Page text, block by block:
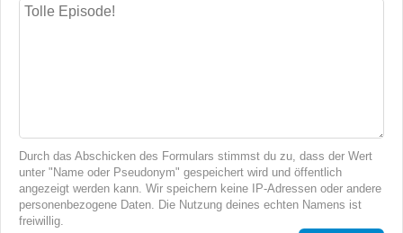
Durch das Abschicken des Formulars stimmst du zu, dass der Wert
unter "Name oder Pseudonym" gespeichert wird und öffentlich
angezeigt werden kann. Wir speichern keine IP-Adressen oder andere
personenbezogene Daten. Die Nutzung deines echten Namens ist
freiwillig.